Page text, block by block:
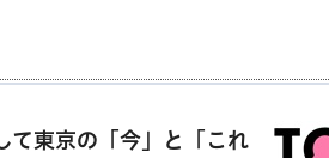
て東京の「今」と「これ